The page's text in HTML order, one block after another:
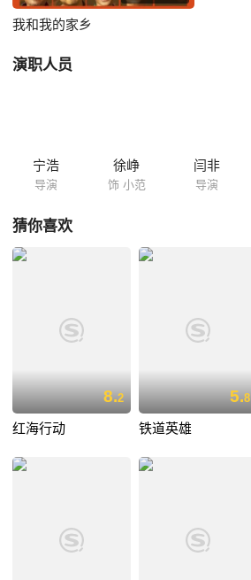
我和我的家乡
演职人员
宁浩
导演
徐峥
饰 小范
闫非
导演
猜你喜欢
8.2
红海行动
5.8
铁道英雄